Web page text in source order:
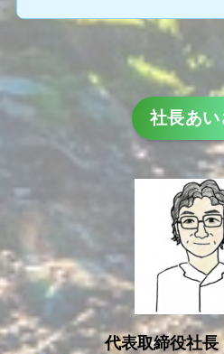
社長あい
代表取締役社